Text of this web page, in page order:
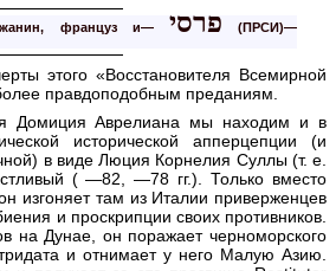
француз и— פרסי (ПРСИ)—
этого «Восстановителя Всемирной
правдоподобным преданиям.
Домиция Аврелиана мы находим и в
исторической апперцепции (и
в виде Люция Корнелия Суллы (т. е.
( —82, —78 гг.). Только вместо
изгоняет там из Италии приверженцев
и проскрипции своих противников.
на Дунае, он поражает черноморского
и отнимает у него Малую Азию.